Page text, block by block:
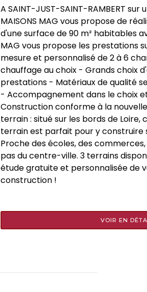
A SAINT-JUST-SAINT-RAMBERT sur
MAISONS MAG vous propose de
d'une surface de 90 m² habitables
MAG vous propose les prestations
mesure et personnalisé de 2 à 6
chauffage au choix - Grands choix
prestations - Matériaux de qualité
- Accompagnement dans le choix
Construction conforme à la
terrain : situé sur les bords de
terrain est parfait pour y construire
Proche des écoles, des
pas du centre-ville. 3 terrains
étude gratuite et personnalisée de
construction !
VOIR EN